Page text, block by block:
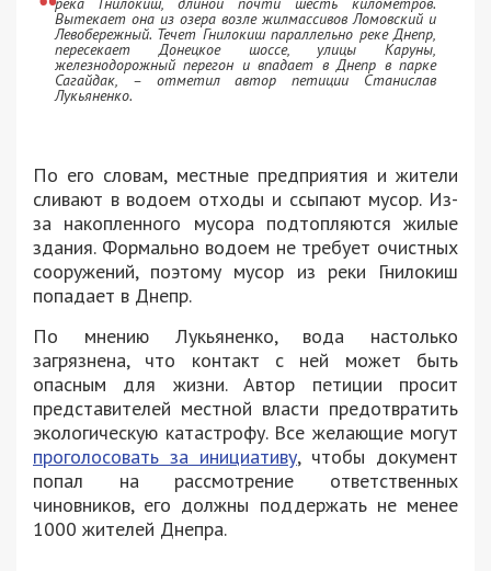
Вытекает она из озера возле жилмассивов Ломовский и
Левобережный. Течет Гнилокиш параллельно реке Днепр,
пересекает Донецкое шоссе, улицы Каруны,
железнодорожный перегон и впадает в Днепр в парке
Сагайдак, – отметил автор петиции Станислав
Лукьяненко.
По его словам, местные предприятия и жители
сливают в водоем отходы и ссыпают мусор. Из-
за накопленного мусора подтопляются жилые
здания. Формально водоем не требует очистных
сооружений, поэтому мусор из реки Гнилокиш
попадает в Днепр.
По мнению Лукьяненко, вода настолько
загрязнена, что контакт с ней может быть
опасным для жизни. Автор петиции просит
представителей местной власти предотвратить
экологическую катастрофу. Все желающие могут
проголосовать за инициативу, чтобы документ
попал на рассмотрение ответственных
чиновников, его должны поддержать не менее
1000 жителей Днепра.